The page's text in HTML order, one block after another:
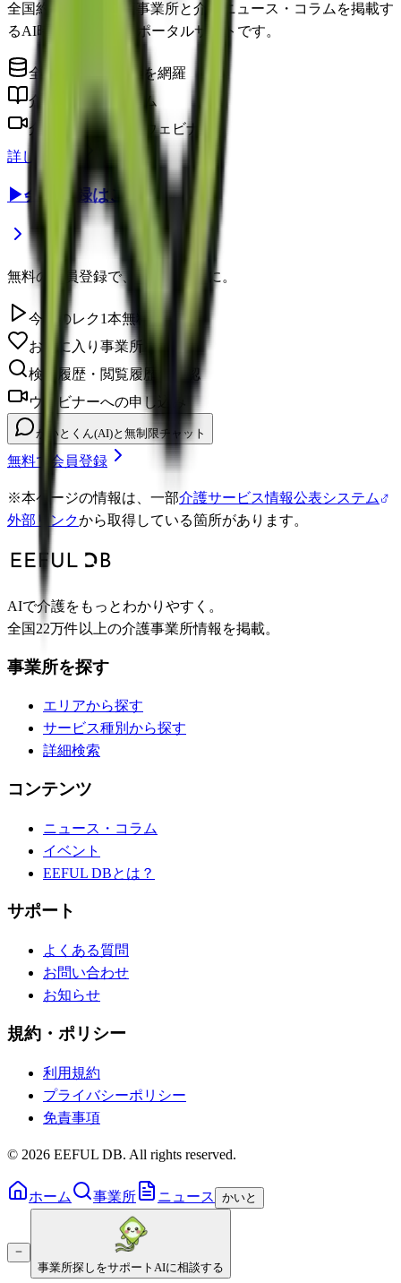
全国約22万件の介護事業所と介護ニュース・コラムを掲載す
るAI時代の介護情報ポータルサイトです。
全国の介護事業所を網羅
介護に役立つコラム
介護のプロによるウェビナー
詳しく見る
▶会員登録はこちら
無料の会員登録で、さらに便利に。
今日のレク1本無料視聴
お気に入り事業所を保存
検索履歴・閲覧履歴の確認
ウェビナーへの申し込み
かいとくん(AI)と無制限チャット
無料で会員登録
※本ページの情報は、一部介護サービス情報公表システム
外部リンクから取得している箇所があります。
AIで介護をもっとわかりやすく。
全国22万件以上の介護事業所情報を掲載。
事業所を探す
エリアから探す
サービス種別から探す
詳細検索
コンテンツ
ニュース・コラム
イベント
EEFUL DBとは？
サポート
よくある質問
お問い合わせ
お知らせ
規約・ポリシー
利用規約
プライバシーポリシー
免責事項
© 2026 EEFUL DB. All rights reserved.
ホーム 事業所 ニュース かいと
事業所探しをサポート AIに相談する